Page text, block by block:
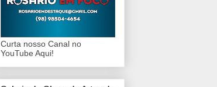
Curta nosso Canal no
YouTube Aqui!